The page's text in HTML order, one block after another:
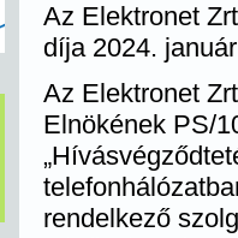
Az Elektronet
díja 2024.
Az Elektronet
Elnökének PS/
rendelkező